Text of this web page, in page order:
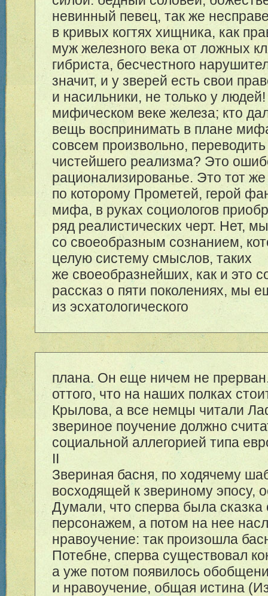
невинный певец, так же
в кривых когтях хищника, как
муж железного века от ложных
гибриста, бесчестного
значит, и у зверей есть свои
и насильники, не только у
мифическом веке железа; кто
вещь воспринимать в плане
совсем произвольно,
чистейшего реализма? Это
рационализированье. Это тот
по которому Прометей, герой
мифа, в руках социологов
ряд реалистических черт. Нет,
со своеобразным сознанием,
целую систему смыслов, таких
же своеобразнейших, как и это
рассказ о пяти поколениях, мы
из эсхатологического
плана. Он еще ничем не
оттого, что на наших полках
Крылова, а все немцы читали
звериное поучение должно
социальной аллегорией типа
II
Звериная басня, по ходячему
восходящей к звериному эпосу,
Думали, что сперва была
персонажем, а потом на нее
нравоучение: так произошла
Потебне, сперва существовал
а уже потом появилось
и нравоучение, общая истина